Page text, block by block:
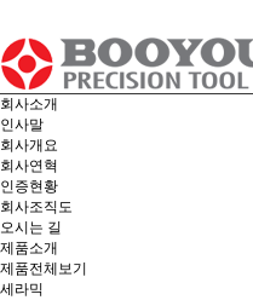
회사소개
인사말
회사개요
회사연혁
인증현황
회사조직도
오시는 길
제품소개
제품전체보기
세라믹